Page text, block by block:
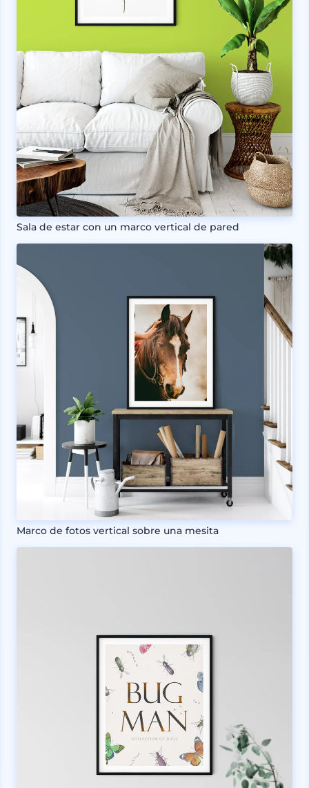
Sala de estar con un marco vertical de pared
Marco de fotos vertical sobre una mesita